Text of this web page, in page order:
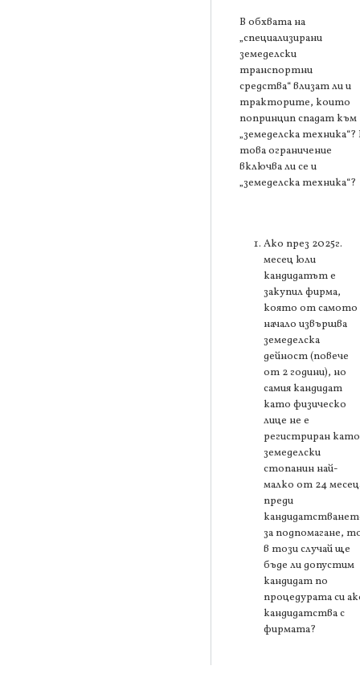
В обхвата на
„специализирани
земеделски
транспортни
средства“ влизат ли и
тракторите, които
попринцип спадат към
„земеделска техника“?
това ограничение
включва ли се и
„земеделска техника“?
Ако през 2025г.
месец юли
кандидатът е
закупил фирма,
която от самото
начало извършва
земеделска
дейност (повече
от 2 години), но
самия кандидат
като физическо
лице не е
регистриран като
земеделски
стопанин най-
малко от 24
преди
за подпомагане,
в този случай ще
бъде ли допустим
кандидат по
процедурата си
кандидатства с
фирмата?